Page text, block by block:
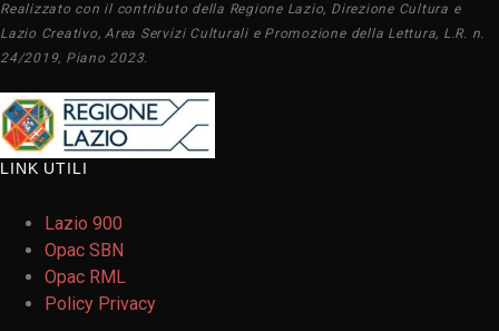
Realizzato con il contributo della Regione Lazio, Direzione Cultura e
Lazio Creativo, Area Servizi Culturali e Promozione della Lettura, L.R. n.
24/2019, Piano 2023.
LINK UTILI
Lazio 900
Opac SBN
Opac RML
Policy Privacy